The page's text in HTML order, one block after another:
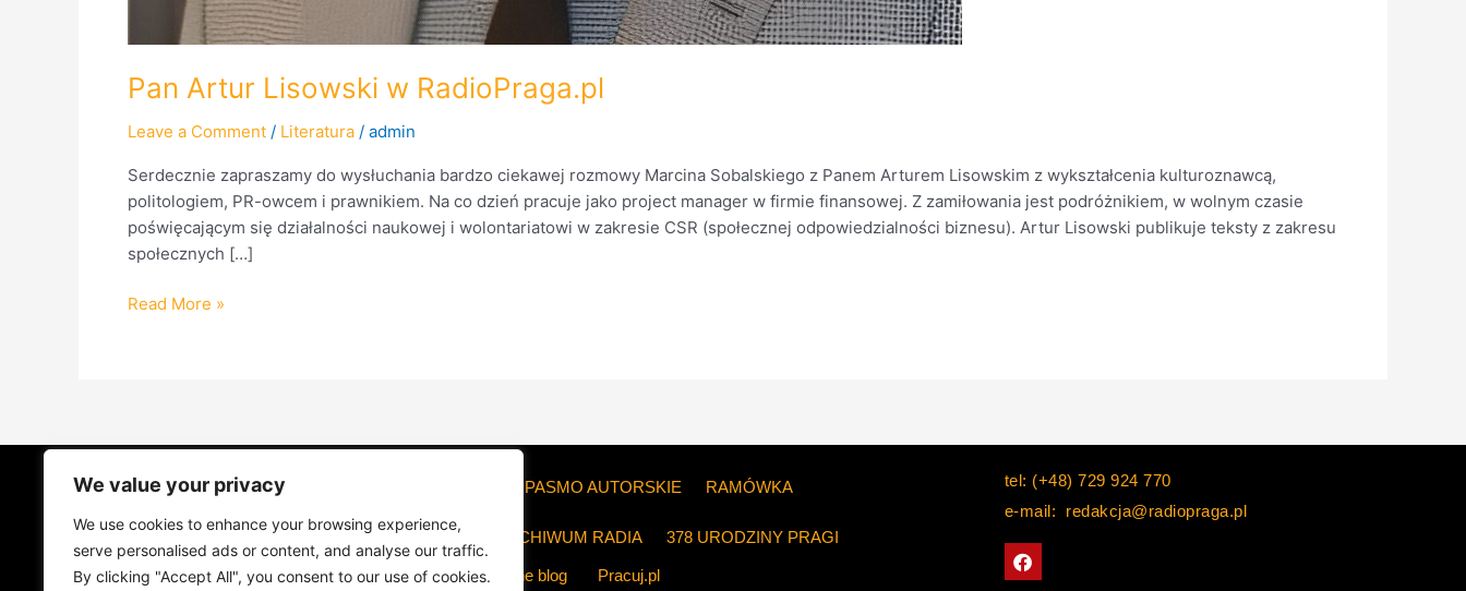
We value your privacy
We use cookies to enhance your browsing experience,
serve personalised ads or content, and analyse our traffic.
By clicking "Accept All", you consent to our use of cookies.
Pan Artur Lisowski w RadioPraga.pl
Leave a Comment / Literatura / admin
Serdecznie zapraszamy do wysłuchania bardzo ciekawej rozmowy Marcina Sobalskiego z Panem Arturem Lisowskim z wykształcenia kulturoznawcą,
politologiem, PR-owcem i prawnikiem. Na co dzień pracuje jako project manager w firmie finansowej. Z zamiłowania jest podróżnikiem, w wolnym czasie
poświęcającym się działalności naukowej i wolontariatowi w zakresie CSR (społecznej odpowiedzialności biznesu). Artur Lisowski publikuje teksty z zakresu
społecznych […]
Read More »
STRONA GŁÓWNA PASMO AUTORSKIE RAMÓWKA
MUZYKA I KONCERTY KONTAKT ARCHIWUM RADIA 378 URODZINY PRAGI
The blog Pracuj.pl
tel: (+48) 729 924 770
e-mail: redakcja@radiopraga.pl
F
a